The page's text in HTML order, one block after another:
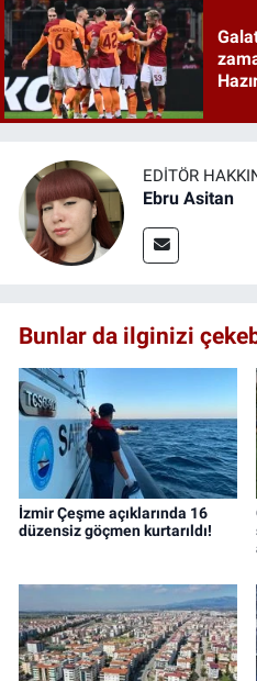
EDITÖR
Ebru Asitan
Bunlar da ilginizi
İzmir Çeşme açıklarında 16
düzensiz göçmen kurtarıldı!